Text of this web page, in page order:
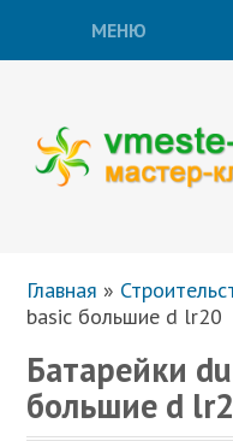
МЕНЮ
Главная »
basic большие d lr20
Батарейки
большие d